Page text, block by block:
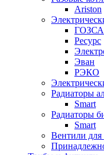
Ariston
ГОЗСА
Ресурс
Эван
РЭКО
Радиаторы
Smart
Радиаторы
Smart
Вентили для